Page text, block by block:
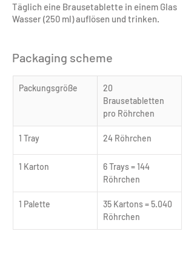
Täglich eine Brausetablette in einem Glas
Wasser (250 ml) auflösen und trinken.
Packaging scheme
Packungsgröße
20
Brausetabletten
pro Röhrchen
1 Tray 24 Röhrchen
1 Karton
6 Trays = 144
Röhrchen
1 Palette
35 Kartons = 5.040
Röhrchen